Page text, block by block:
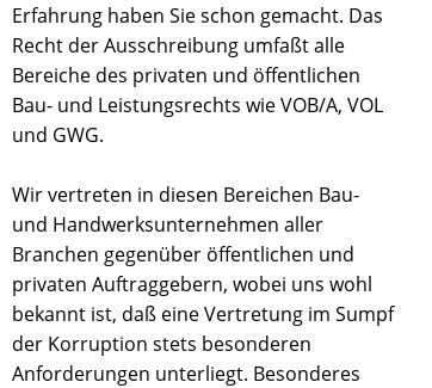
Erfahrung haben Sie schon gemacht. Das
Recht der Ausschreibung umfaßt alle
Bereiche des privaten und öffentlichen
Bau- und Leistungsrechts wie VOB/A, VOL
und GWG.
Wir vertreten in diesen Bereichen Bau-
und Handwerksunternehmen aller
Branchen gegenüber öffentlichen und
privaten Auftraggebern, wobei uns wohl
bekannt ist, daß eine Vertretung im Sumpf
der Korruption stets besonderen
Anforderungen unterliegt. Besonderes